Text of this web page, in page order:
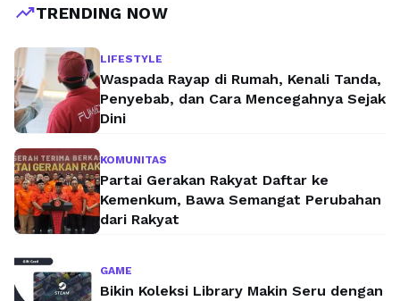
trending_upTRENDING NOW
LIFESTYLE
Waspada Rayap di Rumah, Kenali Tanda,
Penyebab, dan Cara Mencegahnya Sejak
Dini
KOMUNITAS
Partai Gerakan Rakyat Daftar ke
Kemenkum, Bawa Semangat Perubahan
dari Rakyat
GAME
Bikin Koleksi Library Makin Seru dengan